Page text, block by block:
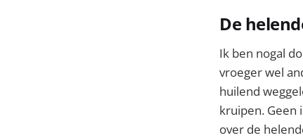
De
Ik ben nogal
vroeger wel
huilend
kruipen. Geen
over de